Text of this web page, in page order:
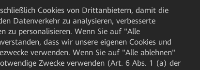
Cookies von Drittanbietern, damit die
Datenverkehr zu analysieren, verbesserte
zu personalisieren. Wenn Sie auf "Alle
dass wir unsere eigenen Cookies und
verwenden. Wenn Sie auf "Alle ablehnen"
Zwecke verwenden (Art. 6 Abs. 1 (a) der